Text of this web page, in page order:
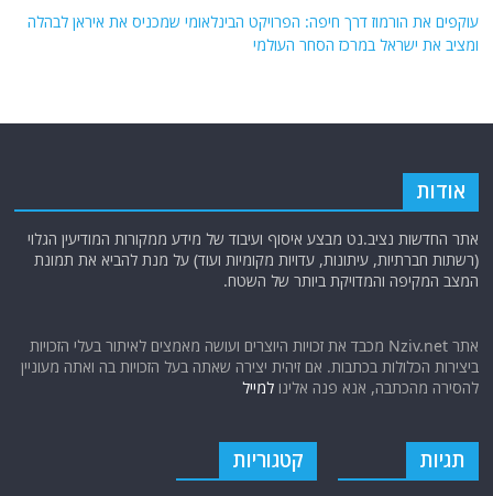
עוקפים את הורמוז דרך חיפה: הפרויקט הבינלאומי שמכניס את איראן לבהלה
ומציב את ישראל במרכז הסחר העולמי
אודות
אתר החדשות נציב.נט מבצע איסוף ועיבוד של מידע ממקורות המודיעין הגלוי
(רשתות חברתיות, עיתונות, עדויות מקומיות ועוד) על מנת להביא את תמונת
המצב המקיפה והמדויקת ביותר של השטח.
אתר Nziv.net מכבד את זכויות היוצרים ועושה מאמצים לאיתור בעלי הזכויות
ביצירות הכלולות בכתבות. אם זיהית יצירה שאתה בעל הזכויות בה ואתה מעוניין
להסירה מהכתבה, אנא פנה אלינולמייל
תגיות קטגוריות